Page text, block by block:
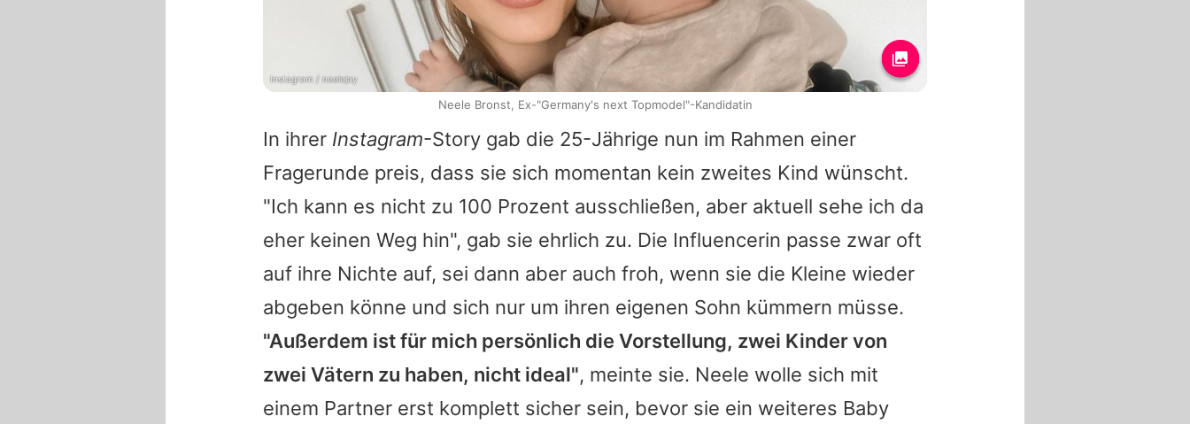
In ihrer Instagram-Story gab die 25-Jährige nun im Rahmen einer
Fragerunde preis, dass sie sich momentan kein zweites Kind wünscht.
"Ich kann es nicht zu 100 Prozent ausschließen, aber aktuell sehe ich da
eher keinen Weg hin", gab sie ehrlich zu. Die Influencerin passe zwar oft
auf ihre Nichte auf, sei dann aber auch froh, wenn sie die Kleine wieder
abgeben könne und sich nur um ihren eigenen Sohn kümmern müsse.
"Außerdem ist für mich persönlich die Vorstellung, zwei Kinder von
zwei Vätern zu haben, nicht ideal", meinte sie. Neele wolle sich mit
einem Partner erst komplett sicher sein, bevor sie ein weiteres Baby
Instagram / neelejay
Neele Bronst, Ex-"Germany's next Topmodel"-Kandidatin